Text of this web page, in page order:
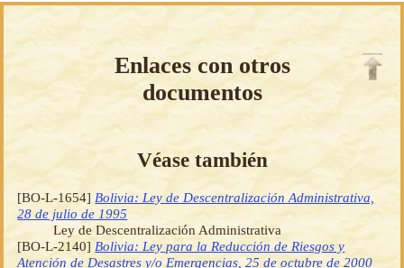
Enlaces con otros
documentos
Véase también
[BO-L-1654] Bolivia: Ley de Descentralización Administrativa,
28 de julio de 1995
Ley de Descentralización Administrativa
[BO-L-2140] Bolivia: Ley para la Reducción de Riesgos y
Atención de Desastres y/o Emergencias, 25 de octubre de 2000